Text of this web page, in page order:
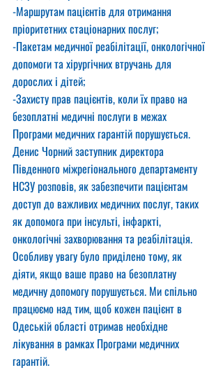
-Маршрутам пацієнтів для отримання
пріоритетних стаціонарних послуг;
-Пакетам медичної реабілітації, онкологічної
допомоги та хірургічних втручань для
дорослих і дітей;
-Захисту прав пацієнтів, коли їх право на
безоплатні медичні послуги в межах
Програми медичних гарантій порушується.
Денис Чорний заступник директора
Південного міжрегіонального департаменту
НСЗУ розповів, як забезпечити пацієнтам
доступ до важливих медичних послуг, таких
як допомога при інсульті, інфаркті,
онкологічні захворювання та реабілітація.
Особливу увагу було приділено тому, як
діяти, якщо ваше право на безоплатну
медичну допомогу порушується. Ми спільно
працюємо над тим, щоб кожен пацієнт в
Одеській області отримав необхідне
лікування в рамках Програми медичних
гарантій.